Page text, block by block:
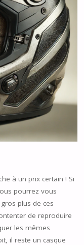
à un prix certain ! Si
pourrez vous
plus de ces
de reproduire
les mêmes
il reste un casque